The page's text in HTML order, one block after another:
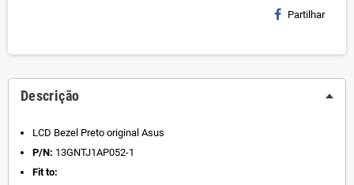
Partilhar
Descrição
LCD Bezel Preto original Asus
P/N: 13GNTJ1AP052-1
Fit to: